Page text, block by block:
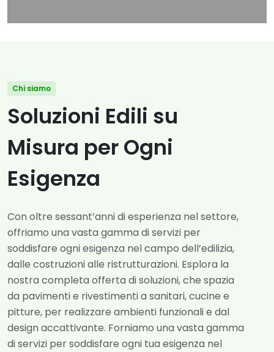
Chi siamo
Soluzioni Edili su
Misura per Ogni
Esigenza
Con oltre sessant’anni di esperienza nel settore,
offriamo una vasta gamma di servizi per
soddisfare ogni esigenza nel campo dell’edilizia,
dalle costruzioni alle ristrutturazioni. Esplora la
nostra completa offerta di soluzioni, che spazia
da pavimenti e rivestimenti a sanitari, cucine e
pitture, per realizzare ambienti funzionali e dal
design accattivante. Forniamo una vasta gamma
di servizi per soddisfare ogni tua esigenza nel